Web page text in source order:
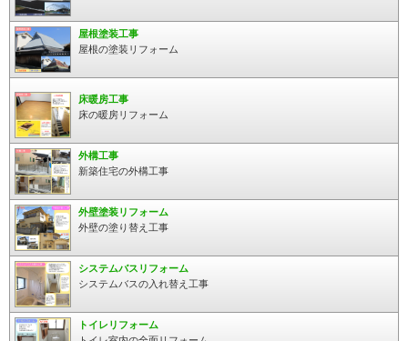
屋根塗装工事
屋根の塗装リフォーム
床暖房工事
床の暖房リフォーム
外構工事
新築住宅の外構工事
外壁塗装リフォーム
外壁の塗り替え工事
システムバスリフォーム
システムバスの入れ替え工事
トイレリフォーム